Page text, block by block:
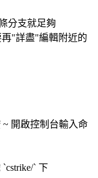
分支就足夠
"詳盡"編輯附近的
~ 開啟控制台輸入命
` 下